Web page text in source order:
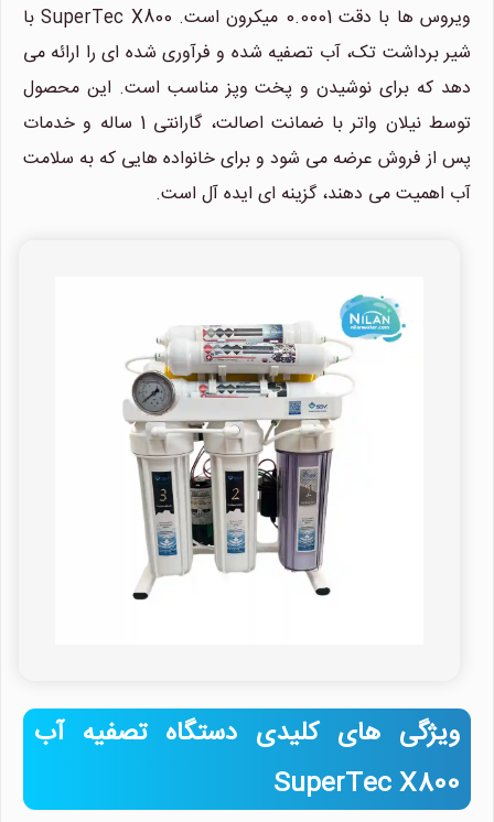
ویروس ها با دقت 0.0001 میکرون است. SuperTec X800 با
شیر برداشت تک، آب تصفیه شده و فرآوری شده ای را ارائه می
دهد که برای نوشیدن و پخت وپز مناسب است. این محصول
توسط نیلان واتر با ضمانت اصالت، گارانتی 1 ساله و خدمات
پس از فروش عرضه می شود و برای خانواده هایی که به سلامت
آب اهمیت می دهند، گزینه ای ایده آل است.
ویژگی های کلیدی دستگاه تصفیه آب
SuperTec X800